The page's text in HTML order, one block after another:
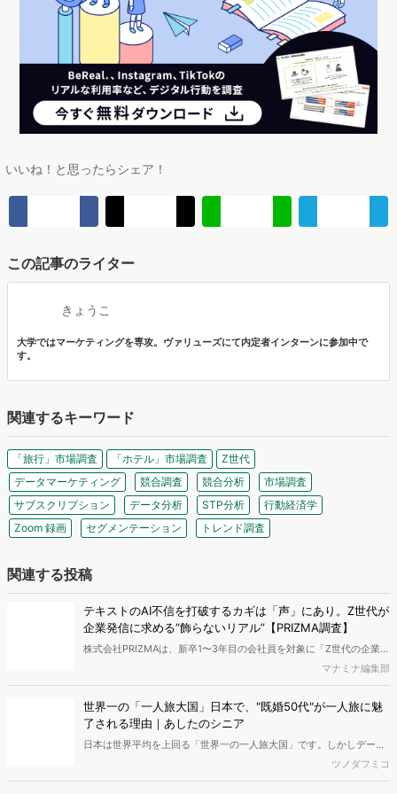
この記事のライター
きょうこ
大学ではマーケティングを専攻。ヴァリューズにて内定者インターンに参加中で
す。
関連するキーワード
「旅行」市場調査 「ホテル」市場調査
Z世代
データマーケティング
競合調査 競合分析
市場調査
Zoom 録画
セグメンテーション トレンド調査
関連する投稿
テキストのAI不信を打破するカギは「声」にあり。Z世代が
企業発信に求める“飾らないリアル”【PRIZMA調査】